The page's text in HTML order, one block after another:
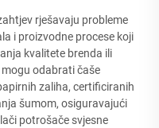
rješavaju probleme
i proizvodne procese koji
kvalitete brenda ili
odabrati čaše
zaliha, certificiranih
šumom, osiguravajući
potrošače svjesne